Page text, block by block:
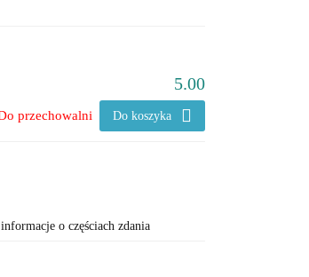
5.00
Do koszyka
przechowalni
o częściach zdania